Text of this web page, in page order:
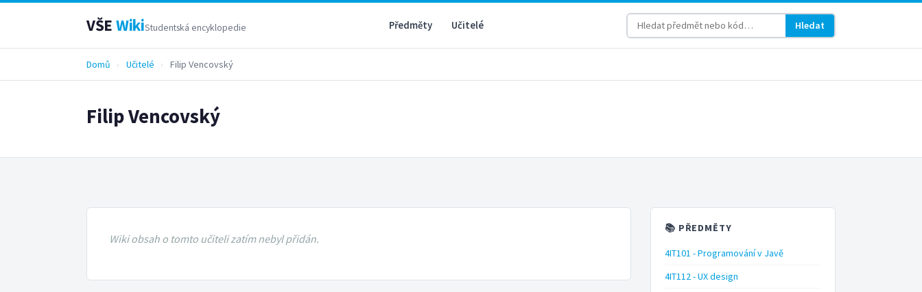
VŠE WikiStudentská encyklopedie Předměty Učitelé Hledat
Domů › Učitelé › Filip Vencovský
Filip Vencovský
Wiki obsah o tomto učiteli zatím nebyl přidán.
📚 PŘEDMĚTY
4IT101 - Programování v Javě
4IT112 - UX design